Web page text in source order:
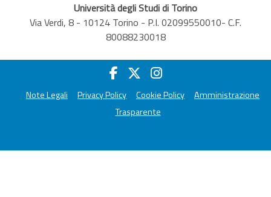
Università degli Studi di Torino
Via Verdi, 8 - 10124 Torino - P.I. 02099550010- C.F.
80088230018
Note Legali Privacy Policy Cookie Policy
Amministrazione
Trasparente